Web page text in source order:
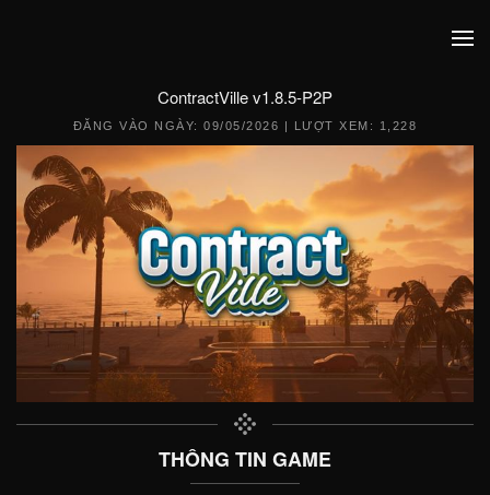
ContractVille v1.8.5-P2P
ĐĂNG VÀO NGÀY:09/05/2026 | LƯỢT XEM: 1,228
THÔNG TIN GAME